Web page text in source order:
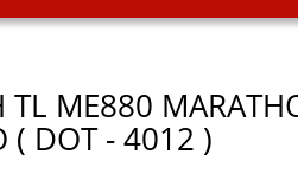
ME880
( DOT - 4012 )